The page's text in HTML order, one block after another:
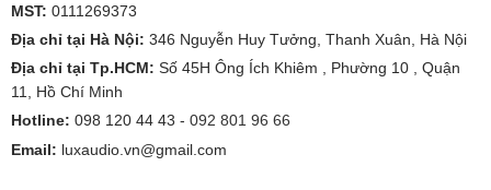
MST: 0111269373
Địa chỉ tại Hà Nội: 346 Nguyễn Huy Tưởng, Thanh Xuân, Hà Nội
Địa chỉ tại Tp.HCM: Số 45H Ông Ích Khiêm , Phường 10 , Quận
11, Hồ Chí Minh
Hotline: 098 120 44 43 - 092 801 96 66
Email: luxaudio.vn@gmail.com